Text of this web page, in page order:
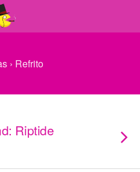
› Refrito
Riptide